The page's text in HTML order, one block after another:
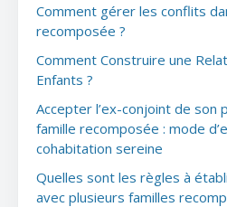
Comment gérer les conflits
recomposée ?
Comment Construire une
Enfants ?
Accepter l’ex-conjoint de son
famille recomposée : mode
cohabitation sereine
Quelles sont les règles à
avec plusieurs familles